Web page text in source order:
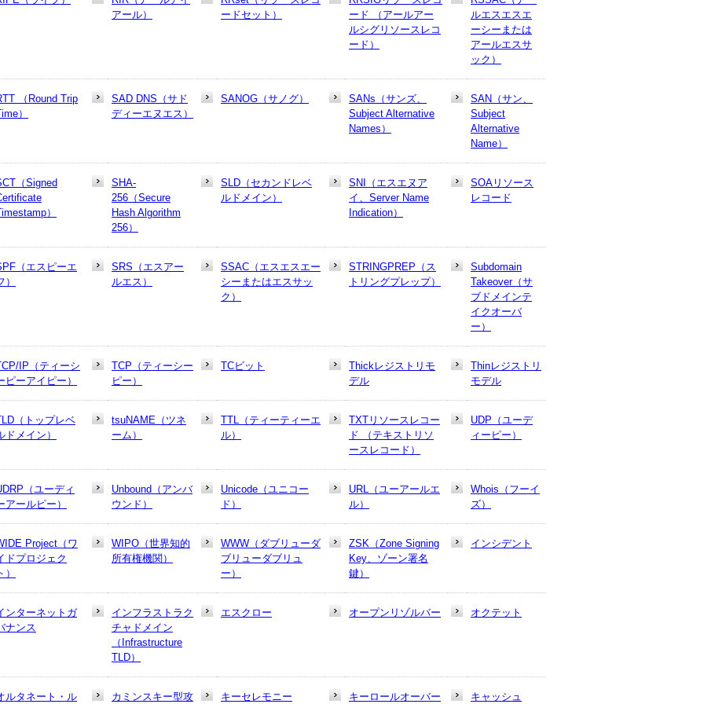
アール）
ードセット）
ード （アールアー
ルシグリソースレコ
ード）
ルエスエスエ
ーシーまたは
アールエスサ
ック）
（Round Trip
）
SAD DNS（サド
ディーエヌエス）
SANOG（サノグ）
SANs（サンズ、
Subject Alternative
Names）
SAN（サン、
Subject
Alternative
Name）
（Signed
）
SHA-
256（Secure
Hash Algorithm
256）
SLD（セカンドレベ
ルドメイン）
SNI（エスエヌア
イ、Server Name
Indication）
SOAリソース
レコード
（エスピーエ
）
SRS（エスアー
ルエス）
SSAC（エスエスエー
シーまたはエスサッ
ク）
STRINGPREP（ス
トリングプレップ）
Subdomain
Takeover（サ
ブドメインテ
イクオーバ
ー）
IP（ティーシ
ピーアイピー）
TCP（ティーシー
ピー）
TCビット
Thickレジストリモ
デル
Thinレジストリ
モデル
（トップレベ
ドメイン）
tsuNAME（ツネ
ーム）
TTL（ティーティーエ
ル）
TXTリソースレコー
ド （テキストリソ
ースレコード）
UDP（ユーデ
ィーピー）
（ユーディ
アールピー）
Unbound（アンバ
ウンド）
Unicode（ユニコー
ド）
URL（ユーアールエ
ル）
Whois（フーイ
ズ）
Project（ワ
ドプロジェク
）
WIPO（世界知的
所有権機関）
WWW（ダブリューダ
ブリューダブリュ
ー）
ZSK（Zone Signing
Key、ゾーン署名
鍵）
インシデント
ンターネットガ
ナンス
インフラストラク
チャドメイン
（Infrastructure
TLD）
エスクロー オープンリゾルバー オクテット
ルタネート・ル カミンスキー型攻 キーセレモニー キーロールオーバー キャッシュ